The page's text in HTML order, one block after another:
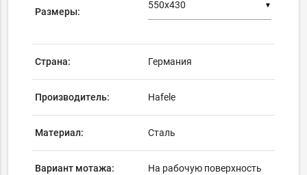
Размеры:
▼
Страна: Германия
Производитель: Hafele
Материал: Сталь
Вариант мотажа: На рабочую поверхность